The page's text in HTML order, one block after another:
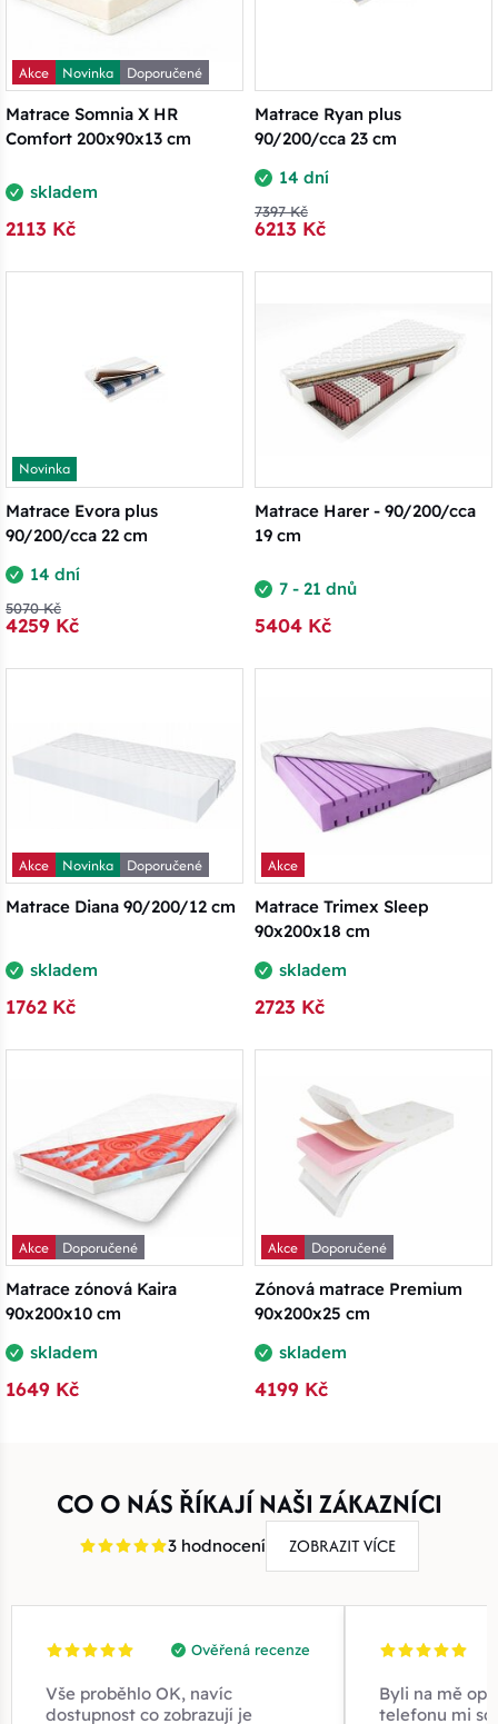
Akce Novinka
Doporučené
Matrace Somnia X HR
Comfort 200x90x13 cm
skladem
2113 Kč
Matrace Ryan plus
90/200/cca 23 cm
14 dní
7397 Kč
6213 Kč
Novinka
Matrace Evora plus
90/200/cca 22 cm
14 dní
5070 Kč
4259 Kč
Matrace Harer - 90/200/cca
19 cm
7 - 21 dnů
5404 Kč
Akce Novinka
Doporučené
Matrace Diana 90/200/12 cm
skladem
1762 Kč
Akce
Matrace Trimex Sleep
90x200x18 cm
skladem
2723 Kč
Akce
Doporučené
Matrace zónová Kaira
90x200x10 cm
skladem
1649 Kč
Akce
Doporučené
Zónová matrace Premium
90x200x25 cm
skladem
4199 Kč
CO O NÁS ŘÍKAJÍ NAŠI ZÁKAZNÍCI
3 hodnocení ZOBRAZIT VÍCE
Ověřená recenze
Vše proběhlo OK, navíc
dostupnost co zobrazují je
Byli na mě
telefonu mi